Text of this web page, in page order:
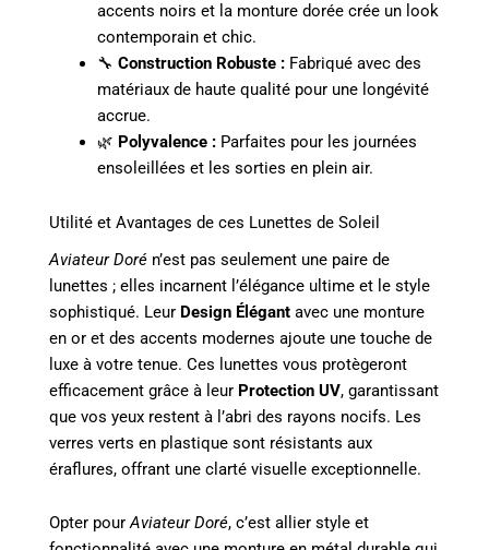
accents noirs et la monture dorée crée un look
contemporain et chic.
🔧 Construction Robuste :Fabriqué avec des
matériaux de haute qualité pour une longévité
accrue.
🌿 Polyvalence :Parfaites pour les journées
ensoleillées et les sorties en plein air.
Utilité et Avantages de ces Lunettes de Soleil
Aviateur Doré n’est pas seulement une paire de
lunettes ; elles incarnent l’élégance ultime et le style
sophistiqué. Leur Design Élégant avec une monture
en or et des accents modernes ajoute une touche de
luxe à votre tenue. Ces lunettes vous protègeront
efficacement grâce à leur Protection UV, garantissant
que vos yeux restent à l’abri des rayons nocifs. Les
verres verts en plastique sont résistants aux
éraflures, offrant une clarté visuelle exceptionnelle.
Opter pourAviateur Doré, c’est allier style et